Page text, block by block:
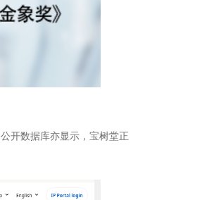
公开数据库亦显示，宝树堂正